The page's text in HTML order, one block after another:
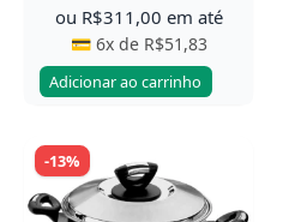
ou R$311,00 em até
💳 6x de R$51,83
Adicionar ao carrinho
-13%